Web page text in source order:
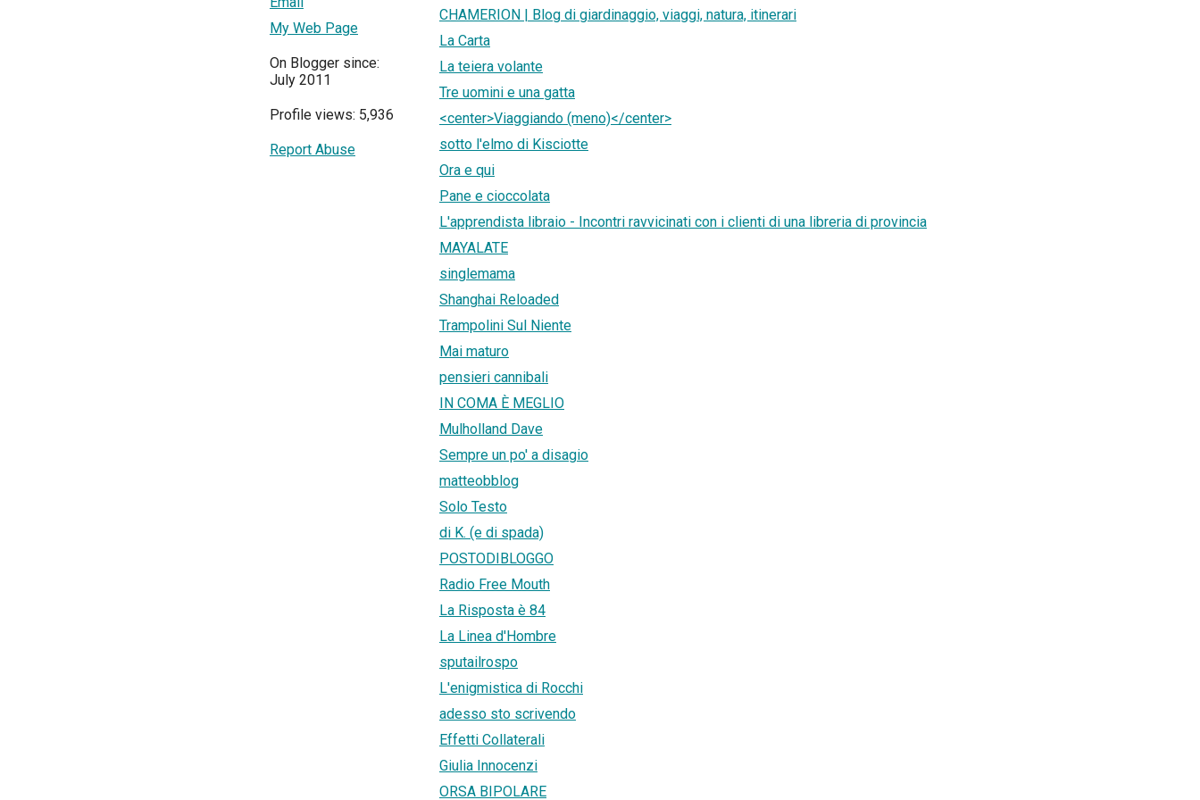
My Web Page
On Blogger since:
July 2011
Profile views: 5,936
Report Abuse
CHAMERION | Blog di giardinaggio, viaggi, natura, itinerari
La Carta
La teiera volante
Tre uomini e una gatta
<center>Viaggiando (meno)</center>
sotto l'elmo di Kisciotte
Ora e qui
Pane e cioccolata
L'apprendista libraio - Incontri ravvicinati con i clienti di una libreria di provincia
MAYALATE
singlemama
Shanghai Reloaded
Trampolini Sul Niente
Mai maturo
pensieri cannibali
IN COMA È MEGLIO
Mulholland Dave
Sempre un po' a disagio
matteobblog
Solo Testo
di K. (e di spada)
POSTODIBLOGGO
Radio Free Mouth
La Risposta è 84
La Linea d'Hombre
sputailrospo
L'enigmistica di Rocchi
adesso sto scrivendo
Effetti Collaterali
Giulia Innocenzi
ORSA BIPOLARE